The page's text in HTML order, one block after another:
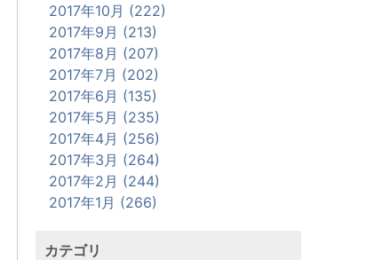
2017年10月 (222)
2017年9月 (213)
2017年8月 (207)
2017年7月 (202)
2017年6月 (135)
2017年5月 (235)
2017年4月 (256)
2017年3月 (264)
2017年2月 (244)
2017年1月 (266)
カテゴリ